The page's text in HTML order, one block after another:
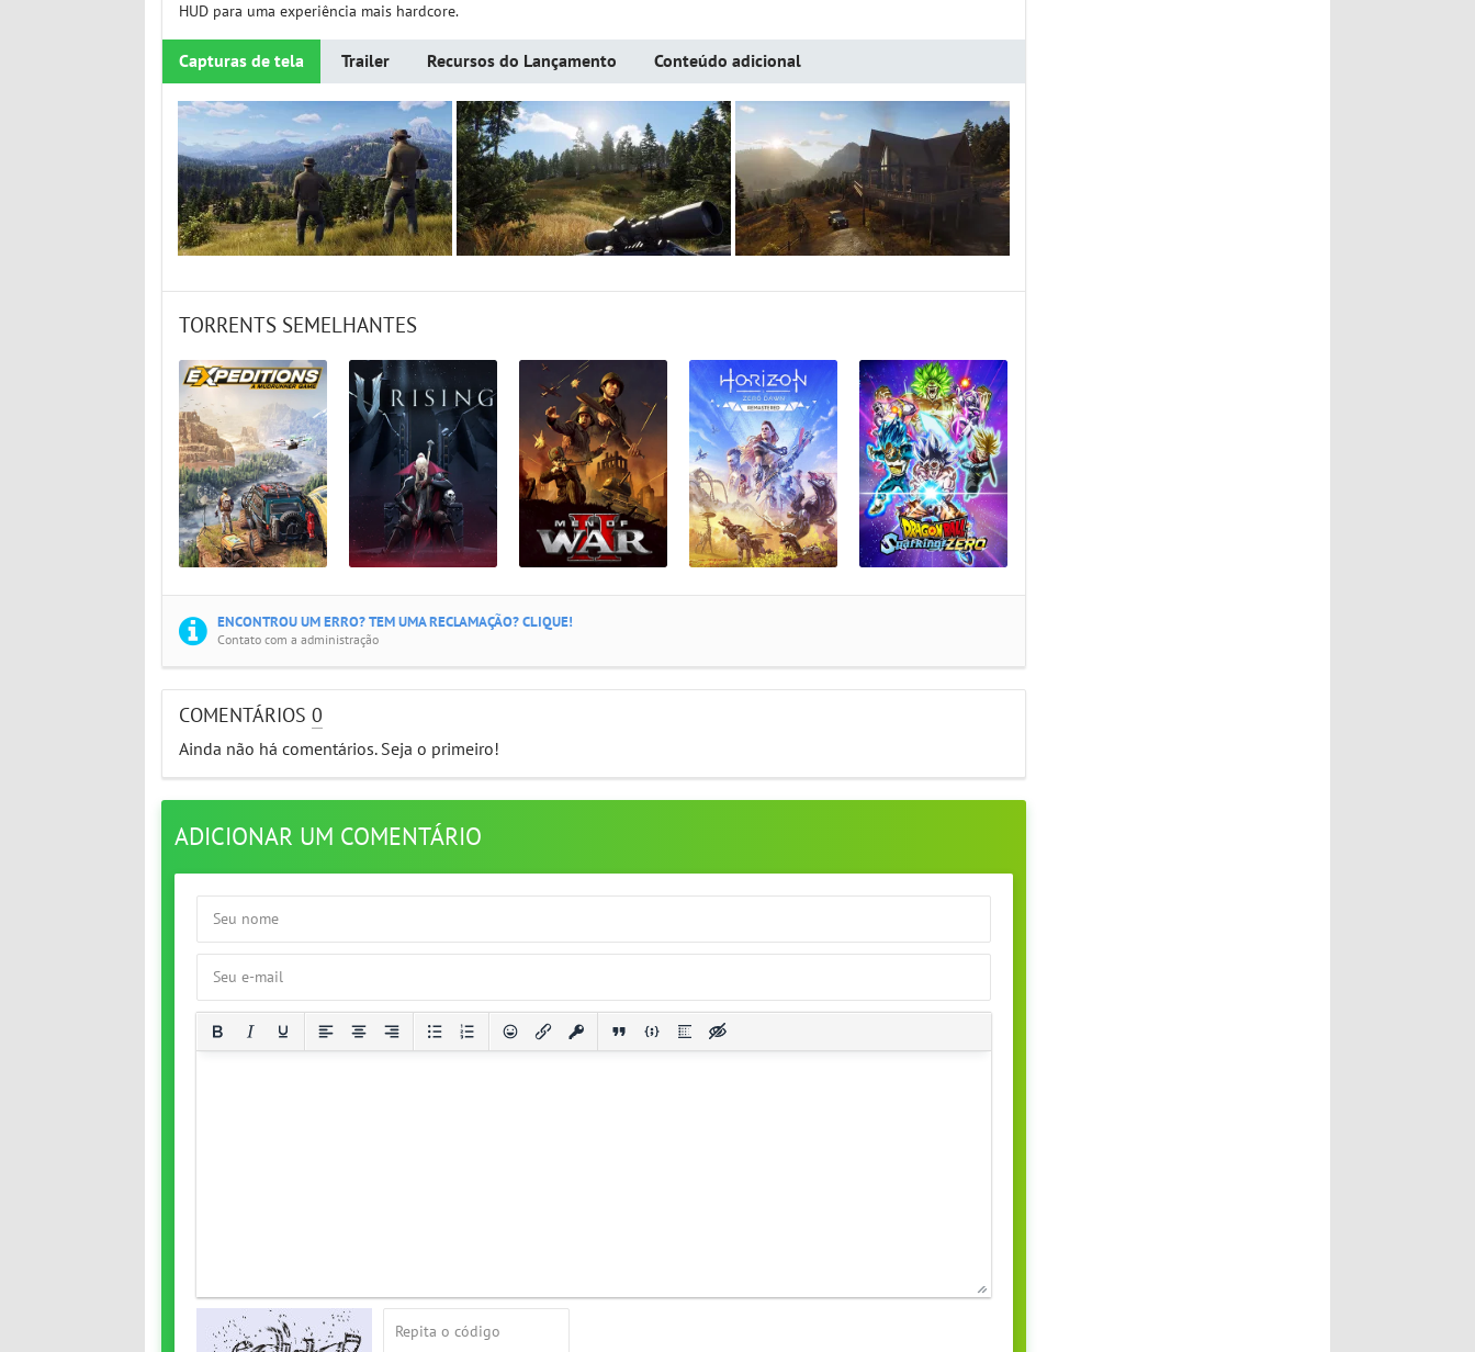
HUD para uma experiência mais hardcore.
Capturas de tela Trailer Recursos do Lançamento Conteúdo adicional
TORRENTS SEMELHANTES
ENCONTROU UM ERRO? TEM UMA RECLAMAÇÃO? CLIQUE!
Contato com a administração
COMENTÁRIOS 0
Ainda não há comentários. Seja o primeiro!
ADICIONAR UM COMENTÁRIO